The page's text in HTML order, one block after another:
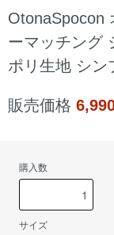
OtonaSpocon
ーマッチング
ポリ生地 シン
販売価格
購入数
サイズ